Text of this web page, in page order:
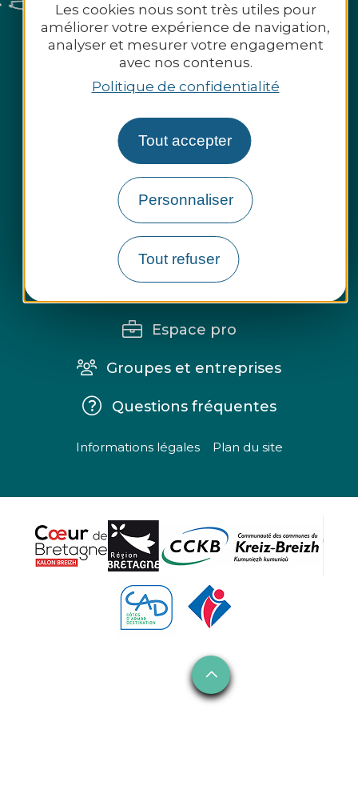
Les cookies nous sont très utiles pour
améliorer votre expérience de navigation,
analyser et mesurer votre engagement
avec nos contenus.
Politique de confidentialité
Tout accepter
Personnaliser
Tout refuser
Espace pro
Groupes et entreprises
Questions fréquentes
Informations légales Plan du site